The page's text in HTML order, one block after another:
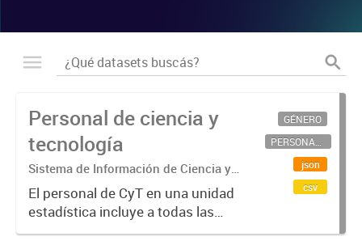
Personal de ciencia y
tecnología
Sistema de Información de Ciencia y
Tecnología Argentino (SICYTAR)
El personal de CyT en una unidad
estadística incluye a todas las
personas involucradas
GÉNERO
PERSONAL CIENTÍFICO-TECNOLÓGICO
json
csv